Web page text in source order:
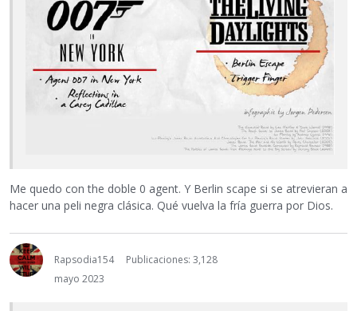
Me quedo con the doble 0 agent. Y Berlin scape si se atrevieran a
hacer una peli negra clásica. Qué vuelva la fría guerra por Dios.
Rapsodia154
Publicaciones: 3,128
mayo 2023